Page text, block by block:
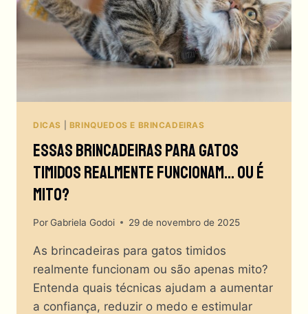
JOGOS
PARA
GATOS!
DICAS BRINQUEDOS E BRINCADEIRAS
Essas Brincadeiras Para Gatos
Timidos Realmente Funcionam… Ou É
Mito?
PorGabriela Godoi 29 de novembro de 2025
As brincadeiras para gatos timidos
realmente funcionam ou são apenas mito?
Entenda quais técnicas ajudam a aumentar
a confiança, reduzir o medo e estimular